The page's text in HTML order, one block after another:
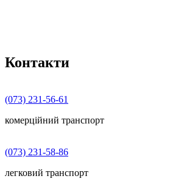
Контакти
(073) 231-56-61
комерційний транспорт
(073) 231-58-86
легковий транспорт